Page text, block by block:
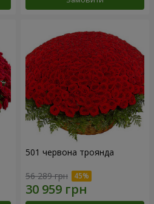
501 червона троянда
56 289 грн